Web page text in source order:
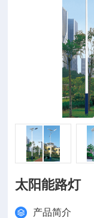
太阳能路灯
产品简介